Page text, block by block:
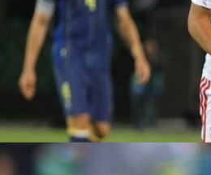
NJEMAČKA
15:59, 18.01.2025
VIDEO: Demirović
napad na Freiburg!
Autor:
BHFudbal.ba